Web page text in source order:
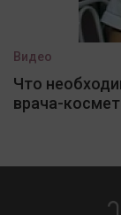
Видео
Что
врача-